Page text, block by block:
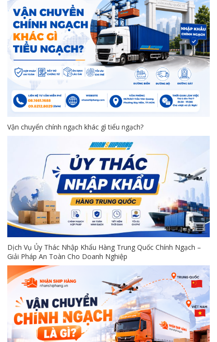
Vận chuyển chính ngạch khác gì tiểu ngạch?
Dịch Vụ Ủy Thác Nhập Khẩu Hàng Trung Quốc Chính Ngạch –
Giải Pháp An Toàn Cho Doanh Nghiệp